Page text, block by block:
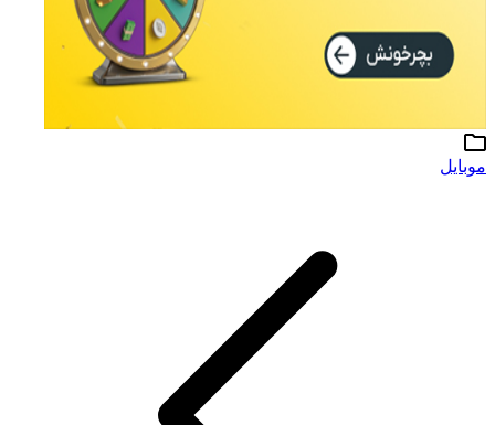
موبایل